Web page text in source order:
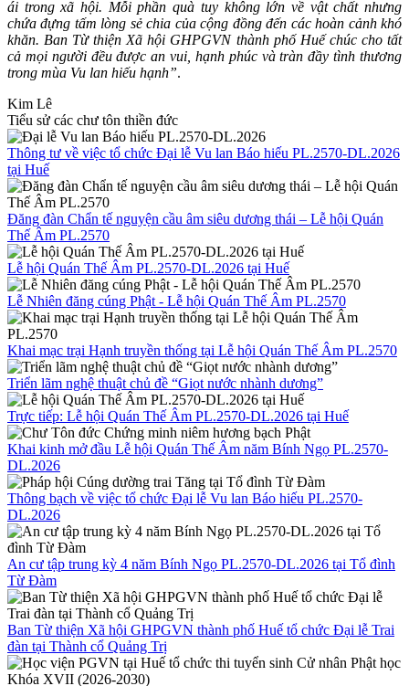
ái trong xã hội. Mỗi phần quà tuy không lớn về vật chất nhưng
chứa đựng tấm lòng sẻ chia của cộng đồng đến các hoàn cảnh khó
khăn. Ban Từ thiện Xã hội GHPGVN thành phố Huế chúc cho tất
cả mọi người đều được an vui, hạnh phúc và tràn đầy tình thương
trong mùa Vu lan hiếu hạnh”.
Kim Lê
Tiểu sử các chư tôn thiền đức
Thông tư về việc tổ chức Đại lễ Vu lan Báo hiếu PL.2570-DL.2026
tại Huế
Đăng đàn Chẩn tế nguyện cầu âm siêu dương thái – Lễ hội Quán
Thế Âm PL.2570
Lễ hội Quán Thế Âm PL.2570-DL.2026 tại Huế
Lễ Nhiên đăng cúng Phật - Lễ hội Quán Thế Âm PL.2570
Khai mạc trại Hạnh truyền thống tại Lễ hội Quán Thế Âm PL.2570
Triển lãm nghệ thuật chủ đề “Giọt nước nhành dương”
Trực tiếp: Lễ hội Quán Thế Âm PL.2570-DL.2026 tại Huế
Khai kinh mở đầu Lễ hội Quán Thế Âm năm Bính Ngọ PL.2570-
DL.2026
Thông bạch về việc tổ chức Đại lễ Vu lan Báo hiếu PL.2570-
DL.2026
An cư tập trung kỳ 4 năm Bính Ngọ PL.2570-DL.2026 tại Tổ đình
Từ Đàm
Ban Từ thiện Xã hội GHPGVN thành phố Huế tổ chức Đại lễ Trai
đàn tại Thành cổ Quảng Trị